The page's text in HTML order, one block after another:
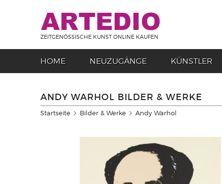
ZEITGENÖSSISCHE KUNST ONLINE KAUFEN
HOME NEUZUGÄNGE KÜNSTLER
ANDY WARHOL BILDER & WERKE
Startseite Bilder & Werke Andy Warhol